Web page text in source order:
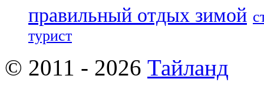
правильный отдых зимой
турист
© 2011 - 2026 Тайланд